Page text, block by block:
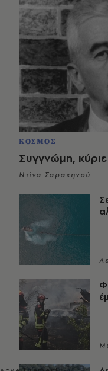
ΚΟΣΜΟΣ
Συγγνώμη,
Ντίνα Σαρακηνού